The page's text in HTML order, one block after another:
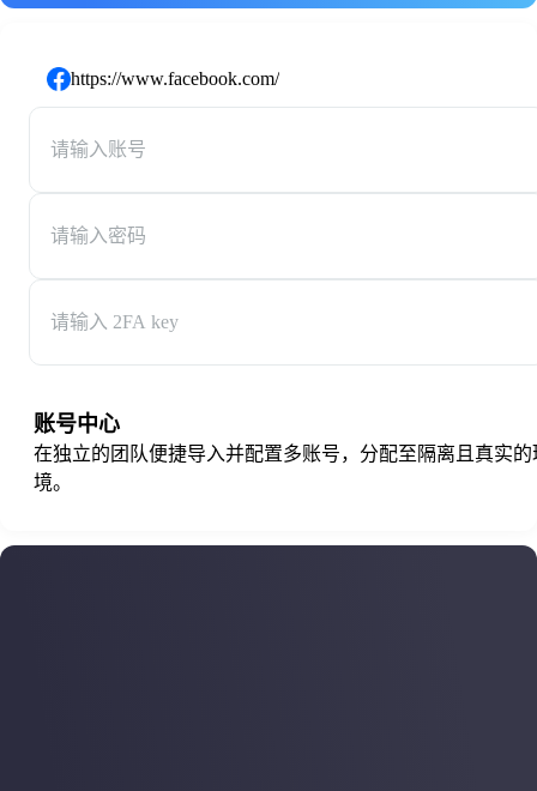
账号中心
在独立的团队便捷导入并配置多账号，分配至隔离且真实的
境。
https://www.facebook.com/